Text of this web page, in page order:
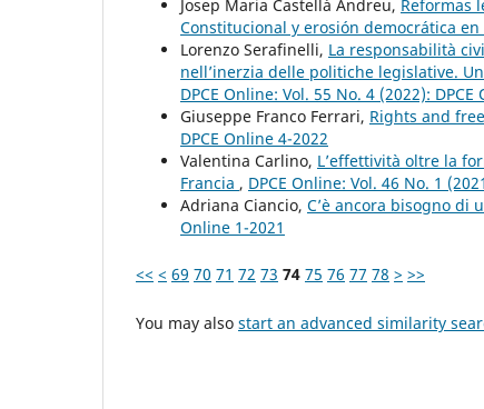
Josep Maria Castellà Andreu, Reformas
Constitucional y erosión democrática en
Lorenzo Serafinelli, La responsabilità
nell’inerzia delle politiche legislative.
DPCE Online: Vol. 55 No. 4 (2022): DPCE
Giuseppe Franco Ferrari, Rights and
DPCE Online 4-2022
Valentina Carlino, L’effettività oltre la
Francia , DPCE Online: Vol. 46 No. 1
Adriana Ciancio, C’è ancora bisogno di
Online 1-2021
<< < 69 70 71 72 73 74 75 76 77 78 > >>
You may also start an advanced similarity